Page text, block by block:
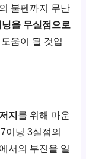
불펜까지 무난
을 무실점으로
움이 될 것입
지를 위해 마운
이닝 3실점의
서의 부진을 일